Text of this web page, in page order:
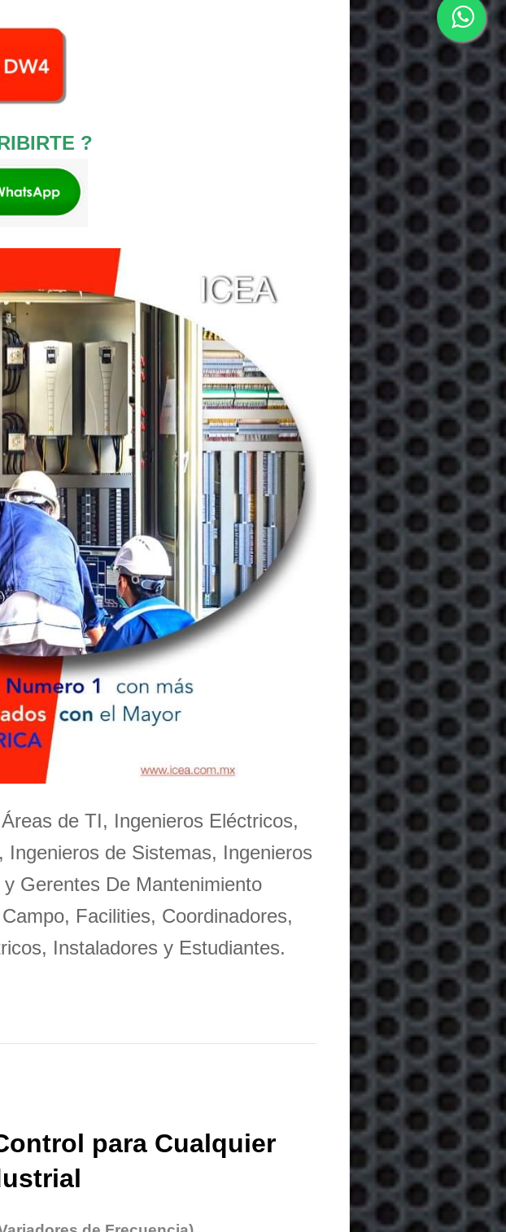
?
de TI, Ingenieros Eléctricos,
de Sistemas, Ingenieros
Gerentes De Mantenimiento
Facilities, Coordinadores,
Instaladores y Estudiantes.
para Cualquier